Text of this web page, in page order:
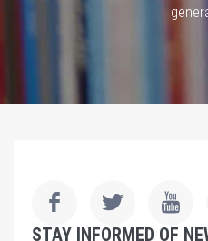
STAY INFORMED OF